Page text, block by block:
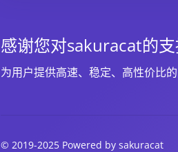
感谢您对sakuracat的
为用户提供高速、稳定、高性价比的
© 2019-2025 Powered by sakuracat